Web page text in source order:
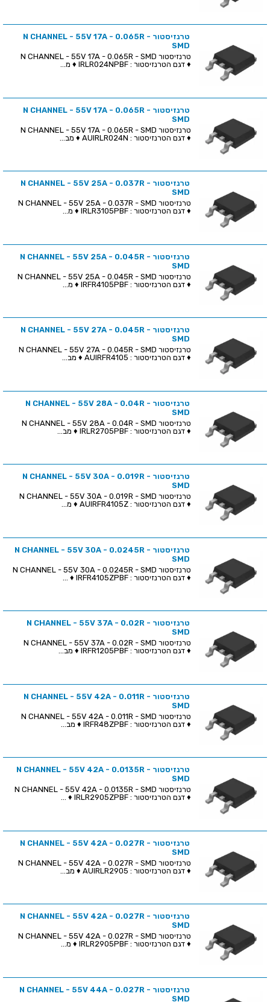
טרנזיסטור N CHANNEL - 55V 17A - 0.065R -
SMD
♦ דגם הטרנזיסטור : IRLR024NPBF ♦ מ...
טרנזיסטור N CHANNEL - 55V 17A - 0.065R -
SMD
♦ דגם הטרנזיסטור : AUIRLR024N ♦ מב...
טרנזיסטור N CHANNEL - 55V 25A - 0.037R -
SMD
♦ דגם הטרנזיסטור : IRLR3105PBF ♦ מ...
טרנזיסטור N CHANNEL - 55V 25A - 0.045R -
SMD
♦ דגם הטרנזיסטור : IRFR4105PBF ♦ מ...
טרנזיסטור N CHANNEL - 55V 27A - 0.045R -
SMD
♦ דגם הטרנזיסטור : AUIRFR4105 ♦ מב...
טרנזיסטור N CHANNEL - 55V 28A - 0.04R -
SMD
♦ דגם הטרנזיסטור : IRLR2705PBF ♦ מב...
טרנזיסטור N CHANNEL - 55V 30A - 0.019R -
SMD
♦ דגם הטרנזיסטור : AUIRFR4105Z ♦ מ...
טרנזיסטור N CHANNEL - 55V 30A - 0.0245R -
SMD
♦ דגם הטרנזיסטור : IRFR4105ZPBF ♦ ...
טרנזיסטור N CHANNEL - 55V 37A - 0.02R -
SMD
♦ דגם הטרנזיסטור : IRFR1205PBF ♦ מב...
טרנזיסטור N CHANNEL - 55V 42A - 0.011R -
SMD
♦ דגם הטרנזיסטור : IRFR48ZPBF ♦ מב...
טרנזיסטור N CHANNEL - 55V 42A - 0.0135R -
SMD
♦ דגם הטרנזיסטור : IRLR2905ZPBF ♦ ...
טרנזיסטור N CHANNEL - 55V 42A - 0.027R -
SMD
♦ דגם הטרנזיסטור : AUIRLR2905 ♦ מב...
טרנזיסטור N CHANNEL - 55V 42A - 0.027R -
SMD
♦ דגם הטרנזיסטור : IRLR2905PBF ♦ מ...
טרנזיסטור N CHANNEL - 55V 44A - 0.027R -
SMD